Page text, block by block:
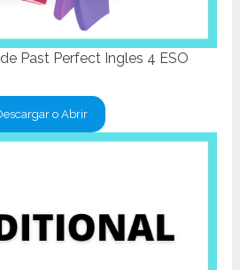
Past Perfect Ingles 4 ESO
o Abrir